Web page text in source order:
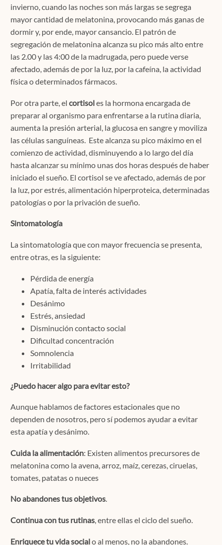
invierno, cuando las noches son más largas se segrega
mayor cantidad de melatonina, provocando más ganas de
dormir y, por ende, mayor cansancio. El patrón de
segregación de melatonina alcanza su pico más alto entre
las 2.00 y las 4:00 de la madrugada, pero puede verse
afectado, además de por la luz, por la cafeína, la actividad
física o determinados fármacos.
Por otra parte, el cortisoles la hormona encargada de
preparar al organismo para enfrentarse a la rutina diaria,
aumenta la presión arterial, la glucosa en sangre y moviliza
las células sanguíneas. Este alcanza su pico máximo en el
comienzo de actividad, disminuyendo a lo largo del día
hasta alcanzar su mínimo unas dos horas después de haber
iniciado el sueño. El cortisol se ve afectado, además de por
la luz, por estrés, alimentación hiperproteica, determinadas
patologías o por la privación de sueño.
Sintomatología
La sintomatología que con mayor frecuencia se presenta,
entre otras, es la siguiente:
Pérdida de energía
Apatía, falta de interés actividades
Desánimo
Estrés, ansiedad
Disminución contacto social
Dificultad concentración
Somnolencia
Irritabilidad
¿Puedo hacer algo para evitar esto?
Aunque hablamos de factores estacionales que no
dependen de nosotros, pero sí podemos ayudar a evitar
esta apatía y desánimo.
Cuida la alimentación: Existen alimentos precursores de
melatonina como la avena, arroz, maíz, cerezas, ciruelas,
tomates, patatas o nueces
No abandones tus objetivos.
Continua con tus rutinas, entre ellas el ciclo del sueño.
Enriquece tu vida socialo al menos, no la abandones.